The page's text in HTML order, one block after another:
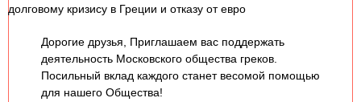
долговому кризису в Греции и отказу от евро
Дорогие друзья, Приглашаем вас поддержать
деятельность Московского общества греков.
Посильный вклад каждого станет весомой помощью
для нашего Общества!